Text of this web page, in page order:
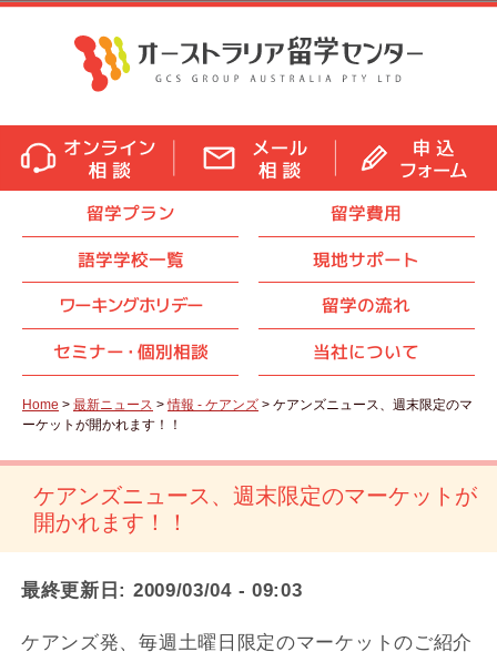
留学プラン
留学費用
語学学校一覧
現地サポート
ワーキングホリデー
留学の流れ
セミナー・ 個別相談 当社について
Home > 最新ニュース >情報 - ケアンズ > ケアンズニュース、週末限定のマ
ーケットが開かれます！！
ケアンズニュース、週末限定のマーケットが
開かれます！！
最終更新日: 2009/03/04 - 09:03
ケアンズ発、毎週土曜日限定のマーケットのご紹介